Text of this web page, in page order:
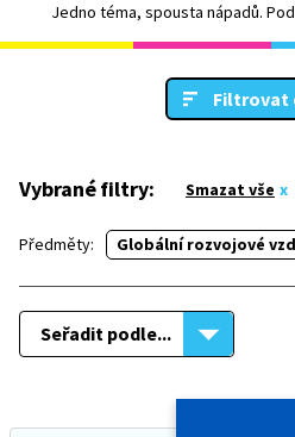
Jedno téma, spousta nápadů.
vám tak umožní nahlížet jedno téma
můžete přehledně i podle
Vybrané filtry: Smazat vše
Předměty: Globální rozvojové
Seřadit podle...